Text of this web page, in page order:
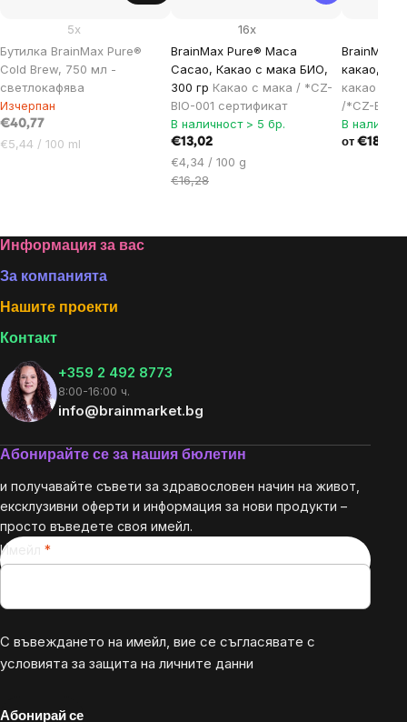
Бутилка BrainMax Pure®
Cold Brew, 750 мл -
светлокафява
5x
Изчерпан
€40,77
Цена
€5,44 / 100 ml
BrainMax Pure® Maca
Cacao, Какао с мака БИО,
300 гр Какао с мака / *CZ-
BIO-001 сертификат
16x
В наличност > 5 бр.
€13,02
Цена
за
€4,34 / 100 g
€16,28
BrainMax
какао, BIO
какао с
/*CZ-BIO-
В
от €18,32
Footer
Информация за вас
За компанията
Нашите проекти
Контакт
+359 2 492 8773
8:00-16:00 ч.
info@brainmarket.bg
Абонирайте се за нашия бюлетин
и получавайте съвети за здравословен начин на живот,
ексклузивни оферти и информация за нови продукти –
просто въведете своя имейл.
Имейл
С въвеждането на имейл, вие се съгласявате с
условията за защита на личните данни
Абонирай се